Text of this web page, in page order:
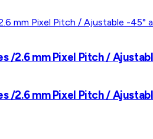
/2.6 mm Pixel Pitch /
/2.6 mm Pixel Pitch /